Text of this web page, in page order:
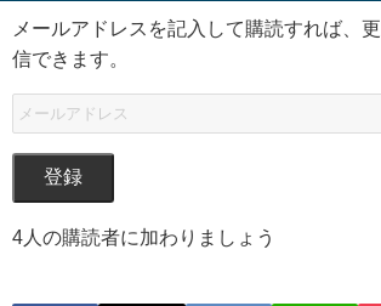
メールアドレスを記入して購読すれば、
信できます。
登録
4人の購読者に加わりましょう